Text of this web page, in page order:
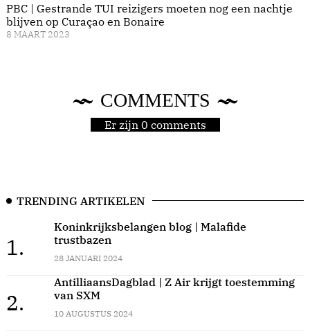
PBC | Gestrande TUI reizigers moeten nog een nachtje
blijven op Curaçao en Bonaire
8 MAART 2023
COMMENTS
Er zijn 0 comments
TRENDING ARTIKELEN
1.
Koninkrijksbelangen blog | Malafide
trustbazen
28 JANUARI 2024
2.
AntilliaansDagblad | Z Air krijgt toestemming
van SXM
10 AUGUSTUS 2024